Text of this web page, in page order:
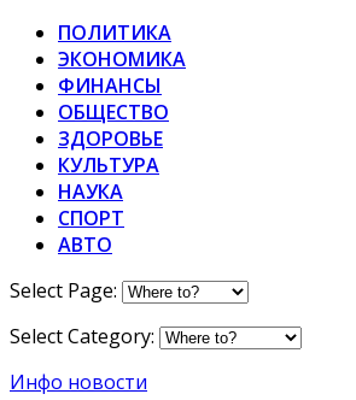
ПОЛИТИКА
ЭКОНОМИКА
ФИНАНСЫ
ОБЩЕСТВО
ЗДОРОВЬЕ
КУЛЬТУРА
НАУКА
СПОРТ
АВТО
Select Page:
Select Category:
Инфо новости